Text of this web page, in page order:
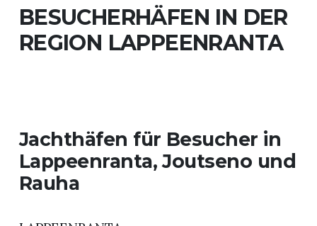
BESUCHERHÄFEN IN DER
REGION LAPPEENRANTA
Jachthäfen für Besucher in
Lappeenranta, Joutseno und
Rauha